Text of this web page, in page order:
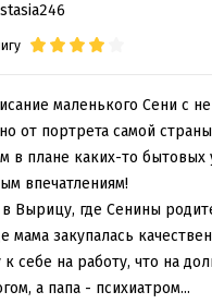
маленького Сени с
от портрета самой
в плане каких-то бытовых
впечатлениям!
Вырицу, где Сенины
мама закупалась
себе на работу, что на
а папа - психиатром...